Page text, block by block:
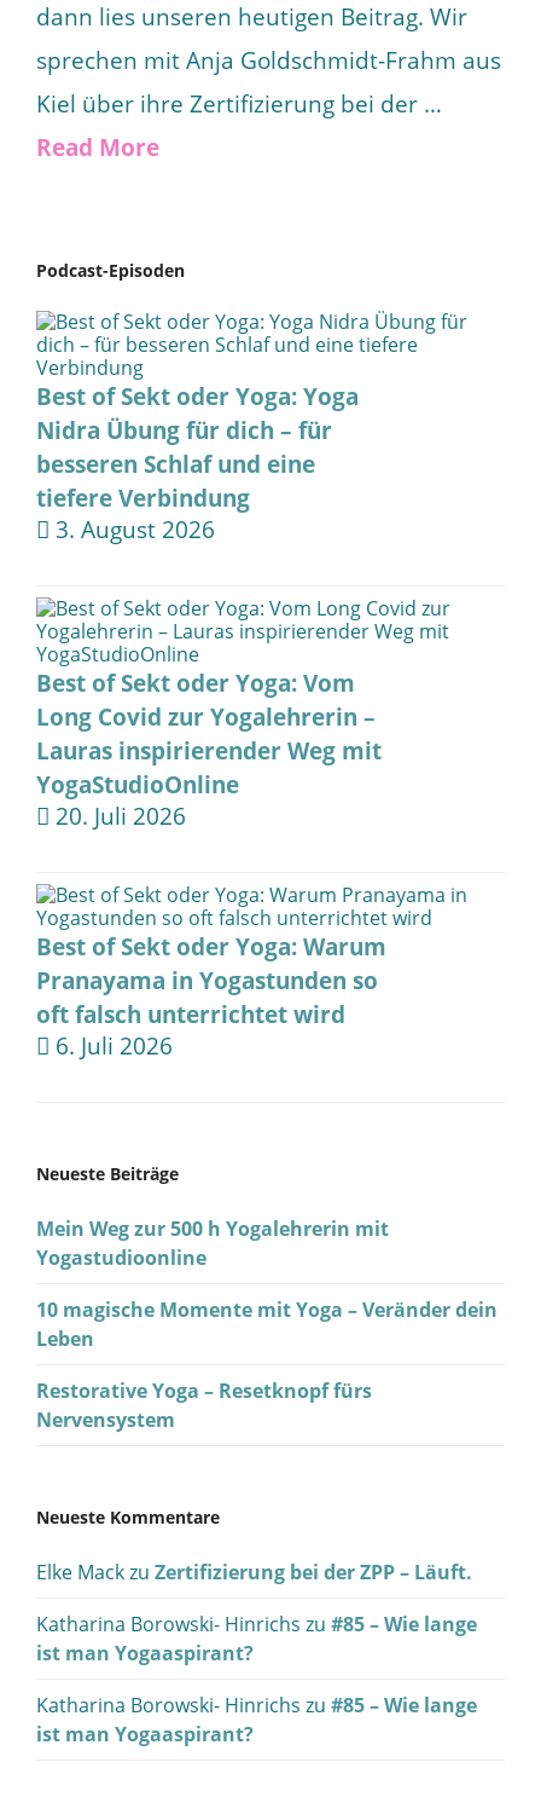
dann lies unseren heutigen Beitrag. Wir
sprechen mit Anja Goldschmidt-Frahm aus
Kiel über ihre Zertifizierung bei der …
Read More
Podcast-Episoden
Best of Sekt oder Yoga: Yoga
Nidra Übung für dich – für
besseren Schlaf und eine
tiefere Verbindung
3. August 2026
Best of Sekt oder Yoga: Vom
Long Covid zur Yogalehrerin –
Lauras inspirierender Weg mit
YogaStudioOnline
20. Juli 2026
Best of Sekt oder Yoga: Warum
Pranayama in Yogastunden so
oft falsch unterrichtet wird
6. Juli 2026
Neueste Beiträge
Mein Weg zur 500 h Yogalehrerin mit
Yogastudioonline
10 magische Momente mit Yoga – Veränder dein
Leben
Restorative Yoga – Resetknopf fürs
Nervensystem
Neueste Kommentare
Elke Mackzu Zertifizierung bei der ZPP – Läuft.
Katharina Borowski- Hinrichs zu #85 – Wie lange
ist man Yogaaspirant?
Katharina Borowski- Hinrichs zu #85 – Wie lange
ist man Yogaaspirant?